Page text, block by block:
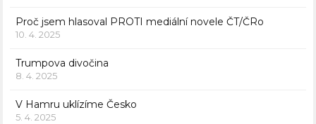
Proč jsem hlasoval PROTI mediální novele ČT/ČRo
10. 4. 2025
Trumpova divočina
8. 4. 2025
V Hamru uklízíme Česko
5. 4. 2025